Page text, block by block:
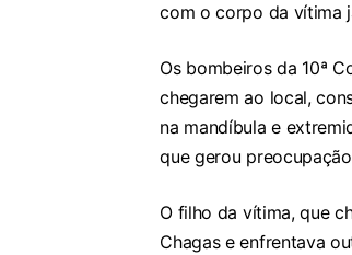
com o corpo da vítima
Os bombeiros da 10ª
chegarem ao local,
na mandíbula e
que gerou
O filho da vítima, que
Chagas e enfrentava